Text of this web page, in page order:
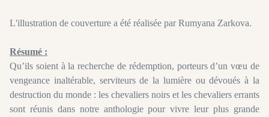
L'illustration de couverture a été réalisée parRumyana Zarkova.
Résumé :
Qu’ils soient à la recherche de rédemption, porteurs d’un vœu de
vengeance inaltérable, serviteurs de la lumière ou dévoués à la
destruction du monde : les chevaliers noirs et les chevaliers errants
sont réunis dans notre anthologie pour vivre leur plus grande